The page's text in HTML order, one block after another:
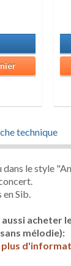
technique
dans le style
Sib.
acheter
mélodie):
plus